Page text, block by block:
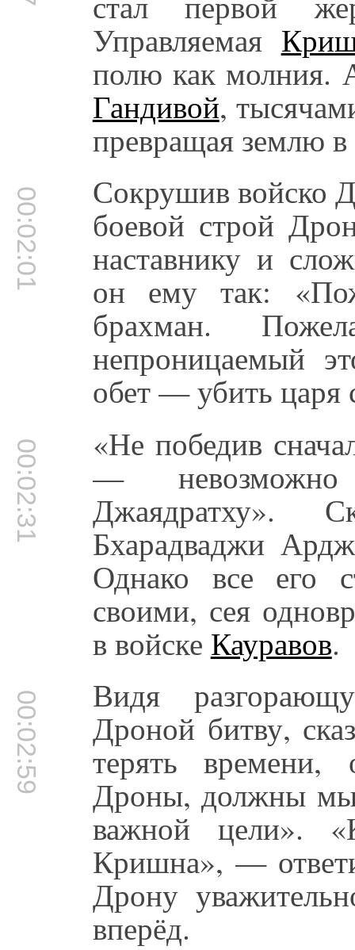
Управляемая
полю как молния.
Гандивой,
превращая землю в
00:02:01 Сокрушив войско
боевой строй
наставнику и
он ему так:
брахман.
непроницаемый
обет — убить царя
00:02:31 «Не победив
—
Джаядратху».
Бхарадваджи
Однако все его
своими, сея
в войске Кауравов.
00:02:59 Видя
Дроной битву,
терять
Дроны, должны мы
важной цели».
Кришна», —
Дрону
вперёд.